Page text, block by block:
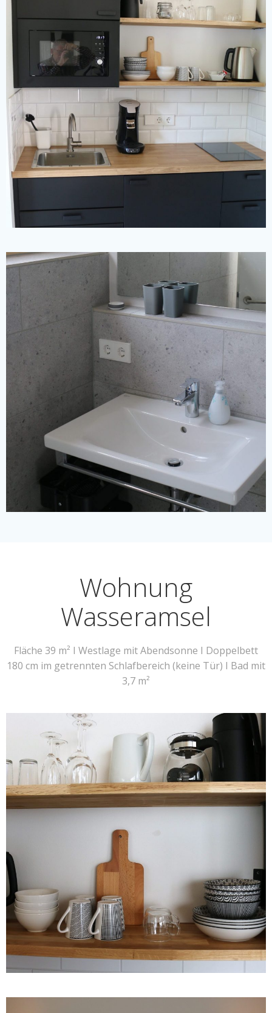
Wohnung
Wasseramsel
Fläche 39 m² I Westlage mit Abendsonne I Doppelbett
180 cm im getrennten Schlafbereich (keine Tür) I Bad mit
3,7 m²